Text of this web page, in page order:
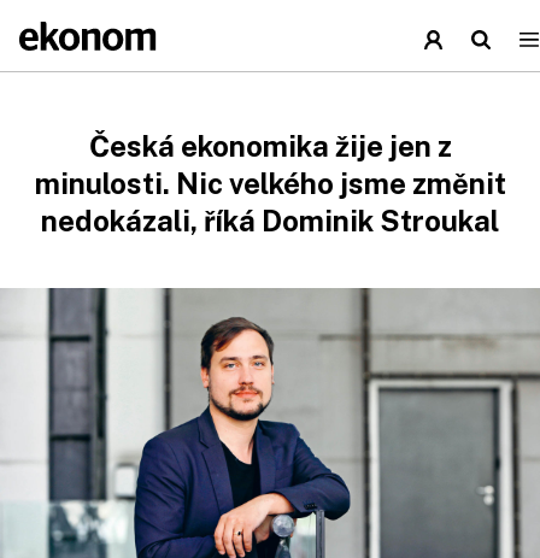
Česká ekonomika žije jen z
minulosti. Nic velkého jsme změnit
nedokázali, říká Dominik Stroukal